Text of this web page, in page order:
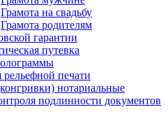
Грамота на свадьбу
Грамота родителям
гарантии
путевка
печати
нотариальные
подлинности документов